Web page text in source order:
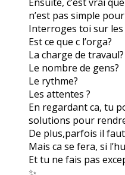
n’est pas simple
Interroges toi sur
Est ce que c l’orga?
La charge de travaul?
Le nombre de gens?
Le rythme?
Les attentes ?
En regardant ca, tu
solutions pour
De plus,parfois il
Mais ca se fera, si
Et tu ne fais pas